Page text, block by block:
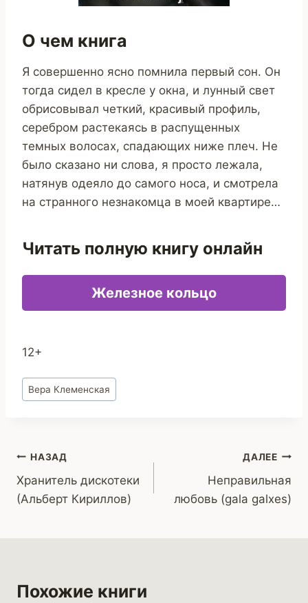
О чем книга
Я совершенно ясно помнила первый сон. Он
тогда сидел в кресле у окна, и лунный свет
обрисовывал четкий, красивый профиль,
серебром растекаясь в распущенных
темных волосах, спадающих ниже плеч. Не
было сказано ни слова, я просто лежала,
натянув одеяло до самого носа, и смотрела
на странного незнакомца в моей квартире…
Читать полную книгу онлайн
Железное кольцо
12+
Метки
записи:
Вера Клеменская
Навигация
по
записям
НАЗАД
Хранитель дискотеки
(Альберт Кириллов)
ДАЛЕЕ
Неправильная
любовь (gala galxes)
Похожие книги